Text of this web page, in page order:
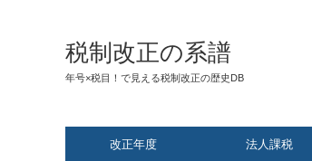
税制改正の系譜
年号×税目！で見える税制改正の歴史DB
改正年度 法人課税